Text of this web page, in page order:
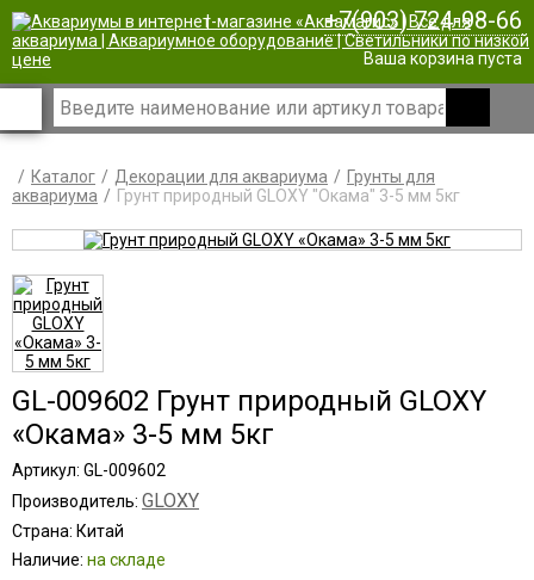
| +7(903) 724-98-66
Ваша корзина пуста
Каталог Декорации для аквариума
Грунты для
аквариума
Грунт природный GLOXY "Окама" 3-5 мм 5кг
GL-009602 Грунт природный GLOXY
«Окама» 3-5 мм 5кг
Артикул: GL-009602
Производитель: GLOXY
Страна: Китай
Наличие: на складе